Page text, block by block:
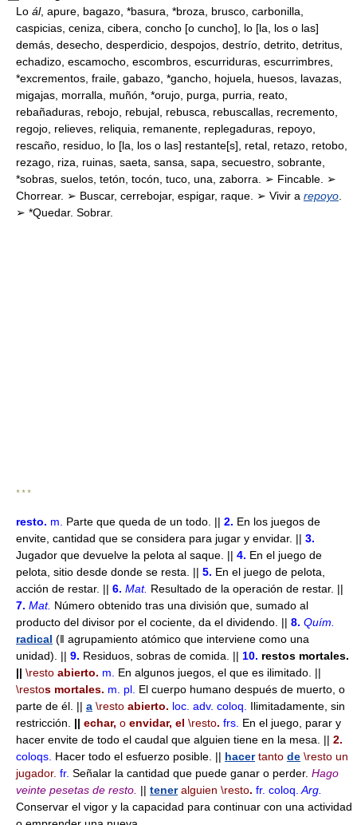
Lo ál, apure, bagazo, *basura, *broza, brusco, carbonilla,
caspicias, ceniza, cibera, concho [o cuncho], lo [la, los o las]
demás, desecho, desperdicio, despojos, destrío, detrito, detritus,
echadizo, escamocho, escombros, escurriduras, escurrimbres,
*excrementos, fraile, gabazo, *gancho, hojuela, huesos, lavazas,
migajas, morralla, muñón, *orujo, purga, purria, reato,
rebañaduras, rebojo, rebujal, rebusca, rebuscallas, recremento,
regojo, relieves, reliquia, remanente, replegaduras, repoyo,
rescaño, residuo, lo [la, los o las] restante[s], retal, retazo, retobo,
rezago, riza, ruinas, saeta, sansa, sapa, secuestro, sobrante,
*sobras, suelos, tetón, tocón, tuco, una, zaborra. ➢ Fincable. ➢
Chorrear. ➢ Buscar, cerrebojar, espigar, raque. ➢ Vivir a repoyo
➢ *Quedar. Sobrar.
* * *
resto. m. Parte que queda de un todo. || 2. En los juegos de
envite, cantidad que se considera para jugar y envidar. || 3.
Jugador que devuelve la pelota al saque. || 4. En el juego de
pelota, sitio desde donde se resta. || 5. En el juego de pelota,
acción de restar. || 6. Mat. Resultado de la operación de restar. ||
7. Mat. Número obtenido tras una división que, sumado al
producto del divisor por el cociente, da el dividendo. || 8. Quím.
radical (ǁ agrupamiento atómico que interviene como una
unidad). || 9. Residuos, sobras de comida. || 10. restos mortales.
|| \resto abierto. m.
En algunos juegos, el que es ilimitado. ||
\restos mortales. m. pl. El cuerpo humano después de muerto, o
parte de él. || a \resto abierto. loc. adv. coloq.
Ilimitadamente, sin
restricción.
|| echar, o envidar, el \resto. frs. En el juego, parar y
hacer envite de todo el caudal que alguien tiene en la mesa. || 2.
coloqs. Hacer todo el esfuerzo posible. || hacer tanto de \resto un
jugador. fr. Señalar la cantidad que puede ganar o perder. Hago
veinte pesetas de resto. || tener alguien \resto. fr. coloq. Arg.
Conservar el vigor y la capacidad para continuar con una actividad